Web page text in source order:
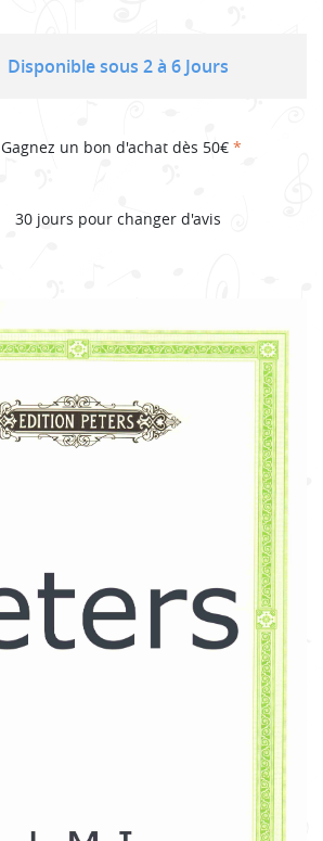
Disponible sous 2 à 6 Jours
Gagnez un bon d'achat dès 50€ *
30 jours pour changer d'avis